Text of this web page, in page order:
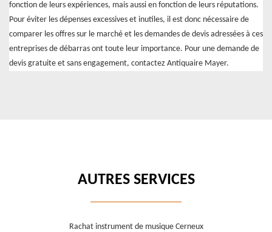
fonction de leurs expériences, mais aussi en fonction de leurs réputations.
Pour éviter les dépenses excessives et inutiles, il est donc nécessaire de
comparer les offres sur le marché et les demandes de devis adressées à ces
entreprises de débarras ont toute leur importance. Pour une demande de
devis gratuite et sans engagement, contactez Antiquaire Mayer.
AUTRES SERVICES
Rachat instrument de musique Cerneux